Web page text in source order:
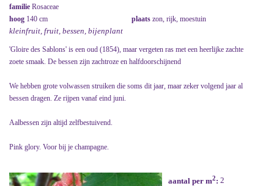
familie Rosaceae
hoog 140 cm plaats zon, rijk, moestuin
kleinfruit, fruit, bessen, bijenplant
'Gloire des Sablons' is een oud (1854), maar vergeten ras met een heerlijke zachte
zoete smaak. De bessen zijn zachtroze en halfdoorschijnend
We hebben grote volwassen struiken die soms dit jaar, maar zeker volgend jaar al
bessen dragen. Ze rijpen vanaf eind juni.
Aalbessen zijn altijd zelfbestuivend.
Pink glory. Voor bij je champagne.
aantal per m2: 2